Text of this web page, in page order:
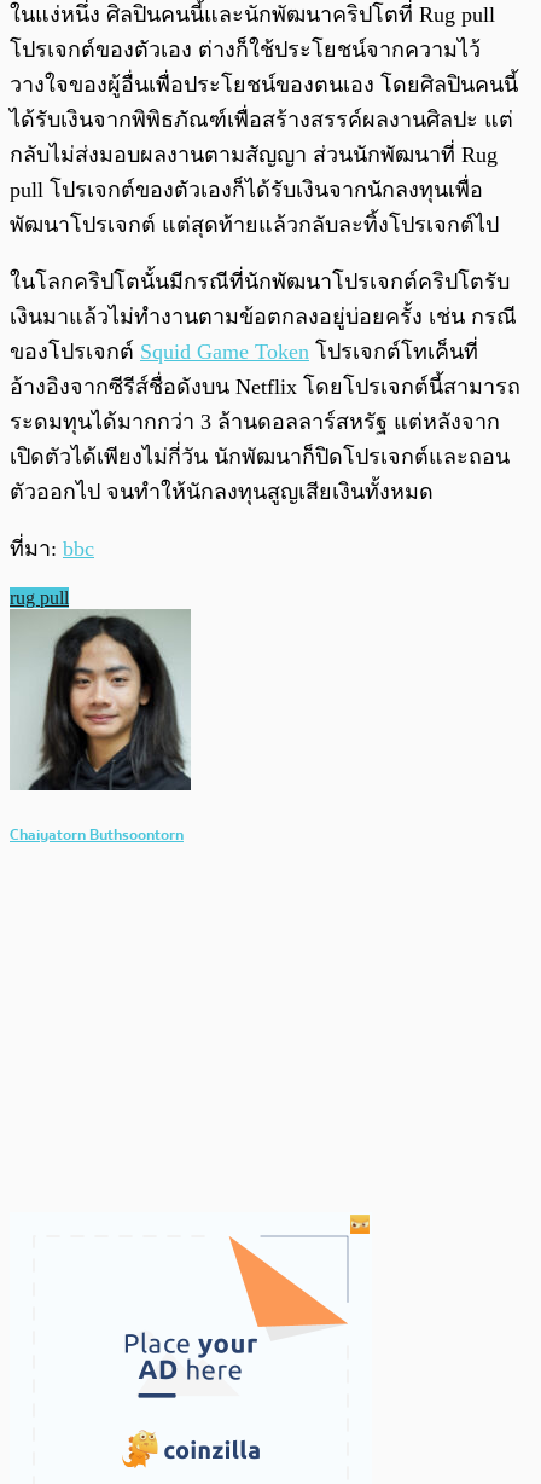
ในแง่หนึ่ง ศิลปินคนนี้และนักพัฒนาคริปโตที่ Rug pull
โปรเจกต์ของตัวเอง ต่างก็ใช้ประโยชน์จากความไว้
วางใจของผู้อื่นเพื่อประโยชน์ของตนเอง โดยศิลปินคนนี้
ได้รับเงินจากพิพิธภัณฑ์เพื่อสร้างสรรค์ผลงานศิลปะ แต่
กลับไม่ส่งมอบผลงานตามสัญญา ส่วนนักพัฒนาที่ Rug
pull โปรเจกต์ของตัวเองก็ได้รับเงินจากนักลงทุนเพื่อ
พัฒนาโปรเจกต์ แต่สุดท้ายแล้วกลับละทิ้งโปรเจกต์ไป
ในโลกคริปโตนั้นมีกรณีที่นักพัฒนาโปรเจกต์คริปโตรับ
เงินมาแล้วไม่ทำงานตามข้อตกลงอยู่บ่อยครั้ง เช่น กรณี
ของโปรเจกต์ Squid Game Token โปรเจกต์โทเค็นที่
อ้างอิงจากซีรีส์ชื่อดังบน Netflix โดยโปรเจกต์นี้สามารถ
ระดมทุนได้มากกว่า 3 ล้านดอลลาร์สหรัฐ แต่หลังจาก
เปิดตัวได้เพียงไม่กี่วัน นักพัฒนาก็ปิดโปรเจกต์และถอน
ตัวออกไป จนทำให้นักลงทุนสูญเสียเงินทั้งหมด
ที่มา: bbc
rug pull
Chaiyatorn Buthsoontorn